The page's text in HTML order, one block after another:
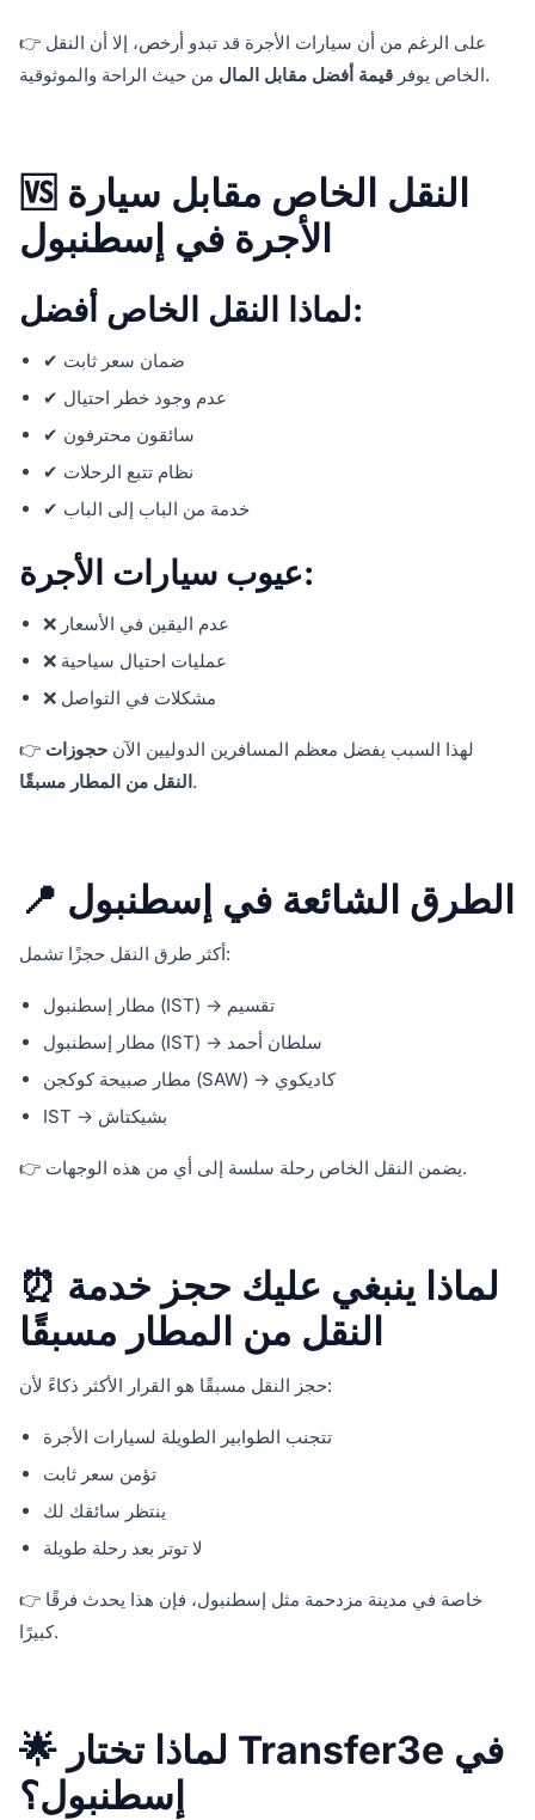
👉 على الرغم من أن سيارات الأجرة قد تبدو أرخص، إلا أن النقل
الخاص يوفر قيمة أفضل مقابل المال من حيث الراحة والموثوقية.
🆚 النقل الخاص مقابل سيارة
الأجرة في إسطنبول
لماذا النقل الخاص أفضل:
✔ ضمان سعر ثابت
✔ عدم وجود خطر احتيال
✔ سائقون محترفون
✔ نظام تتبع الرحلات
✔ خدمة من الباب إلى الباب
عيوب سيارات الأجرة:
❌ عدم اليقين في الأسعار
❌ عمليات احتيال سياحية
❌ مشكلات في التواصل
👉 لهذا السبب يفضل معظم المسافرين الدوليين الآن حجوزات
النقل من المطار مسبقًا.
📍 الطرق الشائعة في إسطنبول
أكثر طرق النقل حجزًا تشمل:
مطار إسطنبول (IST) → تقسيم
مطار إسطنبول (IST) → سلطان أحمد
مطار صبيحة كوكجن (SAW) → كاديكوي
IST → بشيكتاش
👉 يضمن النقل الخاص رحلة سلسة إلى أي من هذه الوجهات.
⏰ لماذا ينبغي عليك حجز خدمة
النقل من المطار مسبقًا
حجز النقل مسبقًا هو القرار الأكثر ذكاءً لأن:
تتجنب الطوابير الطويلة لسيارات الأجرة
تؤمن سعر ثابت
ينتظر سائقك لك
لا توتر بعد رحلة طويلة
👉 خاصة في مدينة مزدحمة مثل إسطنبول، فإن هذا يحدث فرقًا
كبيرًا.
🌟 لماذا تختار Transfer3e في
إسطنبول؟